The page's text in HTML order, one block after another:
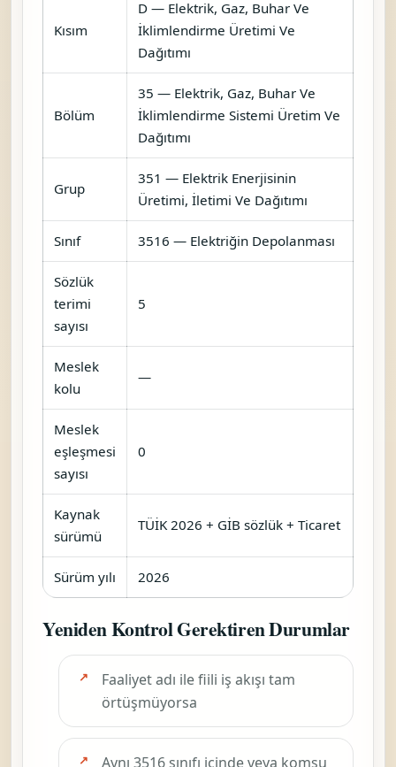
Kısım
D — Elektrik, Gaz, Buhar Ve
İklimlendirme Üretimi Ve
Dağıtımı
Bölüm
35 — Elektrik, Gaz, Buhar Ve
İklimlendirme Sistemi Üretim Ve
Dağıtımı
Grup
351 — Elektrik Enerjisinin
Üretimi, İletimi Ve Dağıtımı
Sınıf 3516 — Elektriğin Depolanması
Sözlük
terimi
sayısı
5
Meslek
kolu
—
Meslek
eşleşmesi
sayısı
0
Kaynak
sürümü
TÜİK 2026 + GİB sözlük + Ticaret
Sürüm yılı 2026
Yeniden Kontrol Gerektiren Durumlar
Faaliyet adı ile fiili iş akışı tam
örtüşmüyorsa
Aynı 3516 sınıfı içinde veya komşu